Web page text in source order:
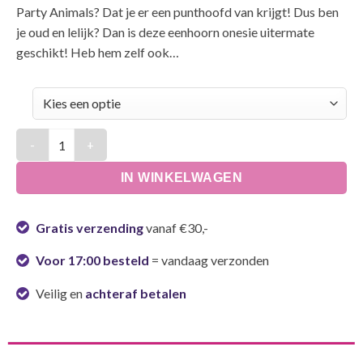
Party Animals? Dat je er een punthoofd van krijgt! Dus ben
je oud en lelijk? Dan is deze eenhoorn onesie uitermate
geschikt! Heb hem zelf ook…
IN WINKELWAGEN
Gratis verzendingvanaf €30,-
Voor 17:00 besteld = vandaag verzonden
Veilig en achteraf betalen